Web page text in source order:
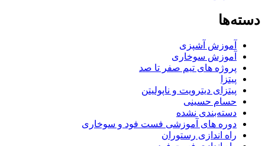
دسته‌ها
آموزش آشپزی
آموزش سوخاری
پروژه های تیم صفر تا صد
پیتزا
پیتزای دیترویت و ناپولیتن
حسام حسینی
دسته‌بندی نشده
دوره های آموزشی فست فود و سوخاری
راه اندازی رستوران